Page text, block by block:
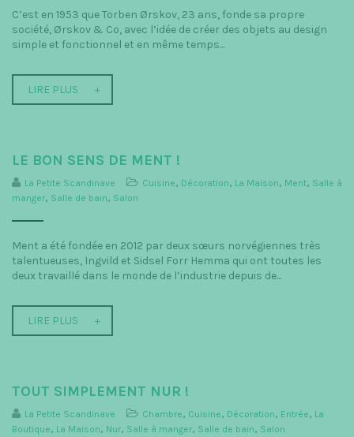
C’est en 1953 que Torben Ørskov, 23 ans, fonde sa propre
société, Ørskov & Co, avec l’idée de créer des objets au design
simple et fonctionnel et en même temps...
LIRE PLUS
LE BON SENS DE MENT !
La Petite Scandinave Cuisine, Décoration, La Maison, Ment, Salle à
manger, Salle de bain, Salon
Ment a été fondée en 2012 par deux sœurs norvégiennes très
talentueuses, Ingvild et Sidsel Forr Hemma qui ont toutes les
deux travaillé dans le monde de l’industrie depuis de...
LIRE PLUS
TOUT SIMPLEMENT NUR !
La Petite Scandinave Chambre, Cuisine, Décoration, Entrée, La
Boutique, La Maison, Nur, Salle à manger, Salle de bain, Salon